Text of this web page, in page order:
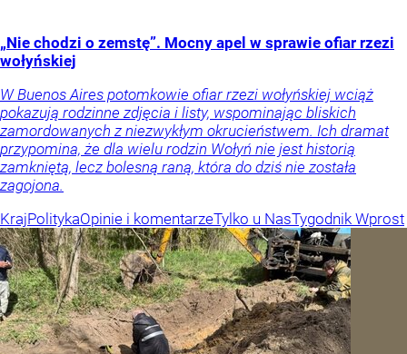
„Nie chodzi o zemstę”. Mocny apel w sprawie ofiar rzezi
wołyńskiej
W Buenos Aires potomkowie ofiar rzezi wołyńskiej wciąż
pokazują rodzinne zdjęcia i listy, wspominając bliskich
zamordowanych z niezwykłym okrucieństwem. Ich dramat
przypomina, że dla wielu rodzin Wołyń nie jest historią
zamkniętą, lecz bolesną raną, która do dziś nie została
zagojona.
KrajPolitykaOpinie i komentarzeTylko u NasTygodnik Wprost